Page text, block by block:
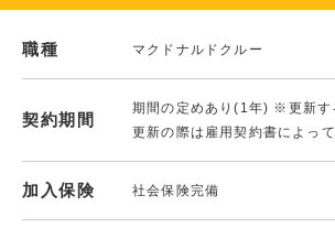
職種 マクドナルドクルー
契約期間
期間の定めあり(1年) ※更新す
更新の際は雇用契約書によって
加入保険 社会保険完備